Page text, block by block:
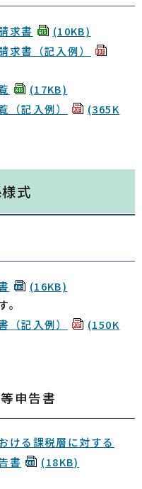
求書
(10KB)
求書（記入例）
(17KB)
（記入例）
(365K
式
(16KB)
（記入例）
(150K
申告書
ける課税層に対する
書
(18KB)